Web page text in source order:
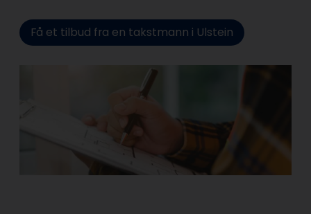
Få et tilbud fra en takstmann i Ulstein